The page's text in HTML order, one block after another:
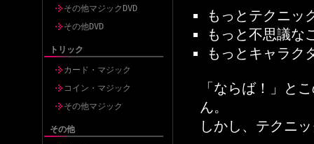
その他マジックDVD
その他DVD
トリック
カード・マジック
コイン・マジック
その他マジック
その他
もっとテクニッ
もっと不思議な
もっとキャラク
「ならば！」と
ん。
しかし、テクニ